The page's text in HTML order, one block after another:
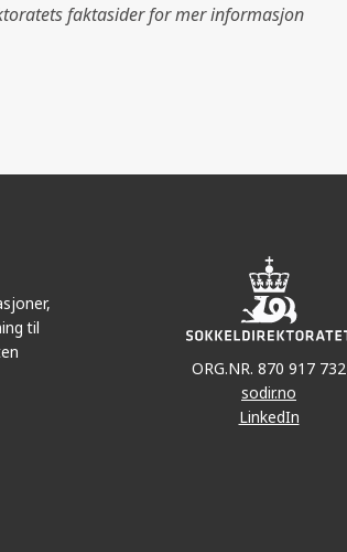
faktasider for mer informasjon
til
ORG.NR. 870 917 732
sodir.no
LinkedIn